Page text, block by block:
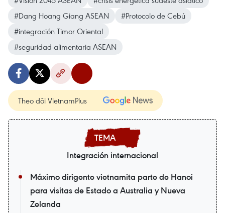
#Dang Hoang Giang ASEAN
#Protocolo de Cebú
#integración Timor Oriental
#seguridad alimentaria ASEAN
Theo dõi VietnamPlus
Integración internacional
Máximo dirigente vietnamita parte de Hanoi
para visitas de Estado a Australia y Nueva
Zelanda